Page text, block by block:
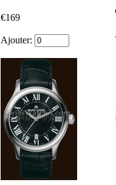
€169
Ajouter: